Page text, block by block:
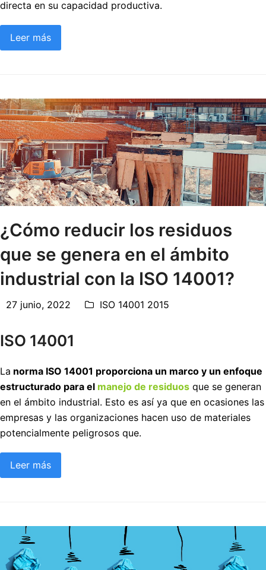
directa en su capacidad productiva.
Leer más
¿Cómo reducir los residuos
que se genera en el ámbito
industrial con la ISO 14001?
27 junio, 2022 ISO 14001 2015
ISO 14001
La norma ISO 14001 proporciona un marco y un enfoque
estructurado para el manejo de residuos que se generan
en el ámbito industrial. Esto es así ya que en ocasiones las
empresas y las organizaciones hacen uso de materiales
potencialmente peligrosos que.
Leer más